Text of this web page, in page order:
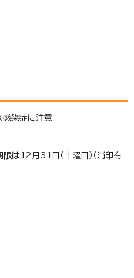
感染症に注意
は12月31日（土曜日）（消印有